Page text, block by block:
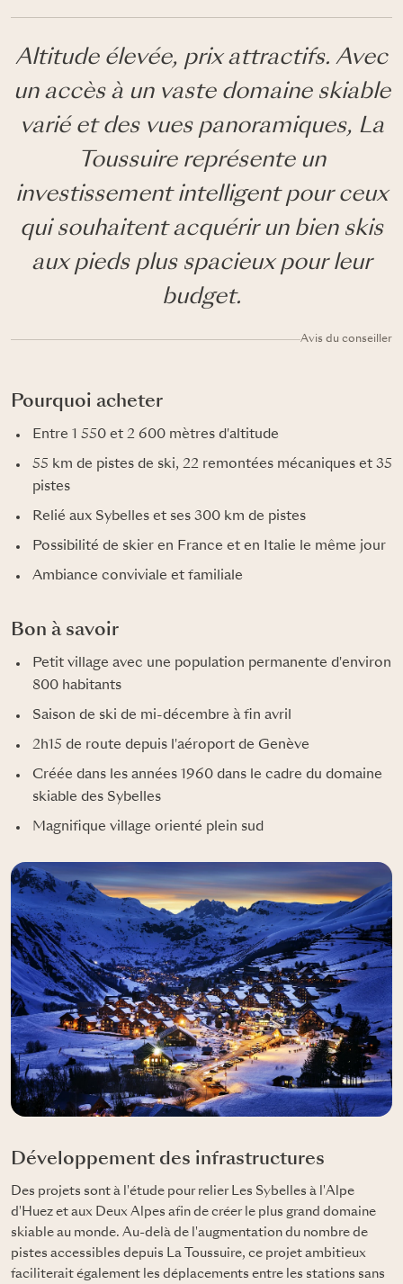
Altitude élevée, prix attractifs. Avec
un accès à un vaste domaine skiable
varié et des vues panoramiques, La
Toussuire représente un
investissement intelligent pour ceux
qui souhaitent acquérir un bien skis
aux pieds plus spacieux pour leur
budget.
Avis du conseiller
Pourquoi acheter
Entre 1 550 et 2 600 mètres d'altitude
55 km de pistes de ski, 22 remontées mécaniques et 35
pistes
Relié aux Sybelles et ses 300 km de pistes
Possibilité de skier en France et en Italie le même jour
Ambiance conviviale et familiale
Bon à savoir
Petit village avec une population permanente d'environ
800 habitants
Saison de ski de mi-décembre à fin avril
2h15 de route depuis l'aéroport de Genève
Créée dans les années 1960 dans le cadre du domaine
skiable des Sybelles
Magnifique village orienté plein sud
Développement des infrastructures
Des projets sont à l'étude pour relier Les Sybelles à l'Alpe
d'Huez et aux Deux Alpes afin de créer le plus grand domaine
skiable au monde. Au-delà de l'augmentation du nombre de
pistes accessibles depuis La Toussuire, ce projet ambitieux
faciliterait également les déplacements entre les stations sans